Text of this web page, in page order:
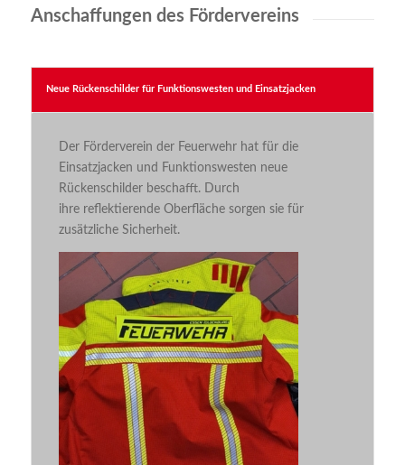
Anschaffungen des Fördervereins
Neue Rückenschilder für Funktionswesten und Einsatzjacken
Der Förderverein der Feuerwehr hat für die
Einsatzjacken und Funktionswesten neue
Rückenschilder beschafft. Durch
ihre reflektierendeOberfläche sorgen sie für
zusätzliche Sicherheit.